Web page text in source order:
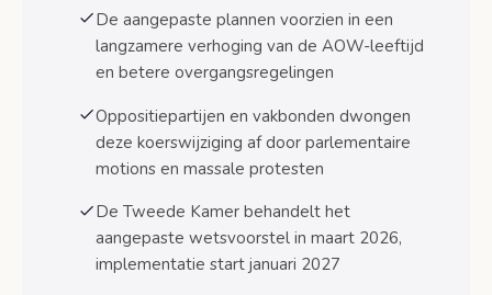
Rol van externe adviseurs
Impact per leeftijdsgroep: wie profiteert van de
aanpassingen?
Werknemers 55-67 jaar: directe
voordelen
Jongere werknemers: beperkte gevolgen
Huidige gepensioneerden: geen directe
gevolgen
De aangepaste plannen voorzien in een
langzamere verhoging van de AOW-leeftijd
en betere overgangsregelingen
Oppositiepartijen en vakbonden dwongen
deze koerswijziging af door parlementaire
motions en massale protesten
De Tweede Kamer behandelt het
aangepaste wetsvoorstel in maart 2026,
implementatie start januari 2027